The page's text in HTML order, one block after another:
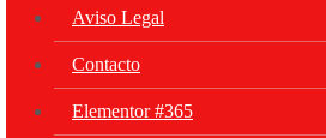
Aviso Legal
Contacto
Elementor #365